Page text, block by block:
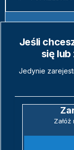
Jeśli
się
Jedynie